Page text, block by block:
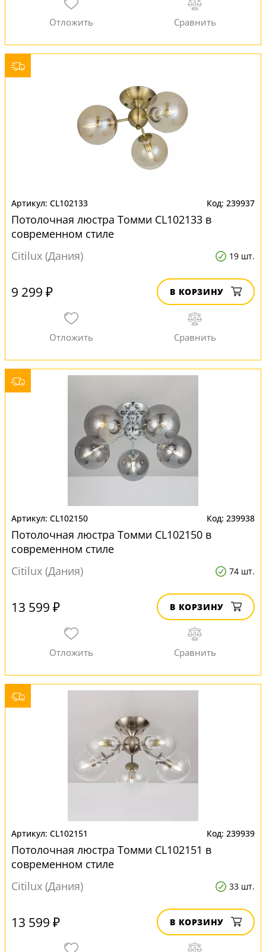
CL102133 239937
Потолочная люстра Томми CL102133 в
современном стиле
Citilux (Дания)
19 шт.
9 299 ₽ В КОРЗИНУ
CL102150 239938
Потолочная люстра Томми CL102150 в
современном стиле
Citilux (Дания)
74 шт.
13 599 ₽ В КОРЗИНУ
CL102151 239939
Потолочная люстра Томми CL102151 в
современном стиле
Citilux (Дания)
33 шт.
13 599 ₽ В КОРЗИНУ